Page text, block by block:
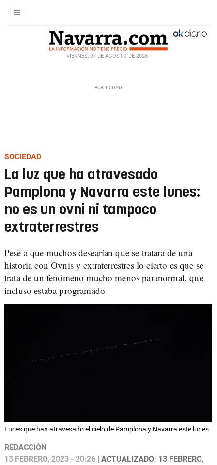
VIERNES, 07 DE AGOSTO DE 2026
SOCIEDAD
La luz que ha atravesado
Pamplona y Navarra este lunes:
no es un ovni ni tampoco
extraterrestres
Pese a que muchos desearían que se tratara de una
historia con Ovnis y extraterrestres lo cierto es que se
trata de un fenómeno mucho menos paranormal, que
incluso estaba programado
Luces que han atravesado el cielo de Pamplona y Navarra este lunes.
REDACCIÓN
13 FEBRERO, 2023 - 20:26 | ACTUALIZADO: 13 FEBRERO,